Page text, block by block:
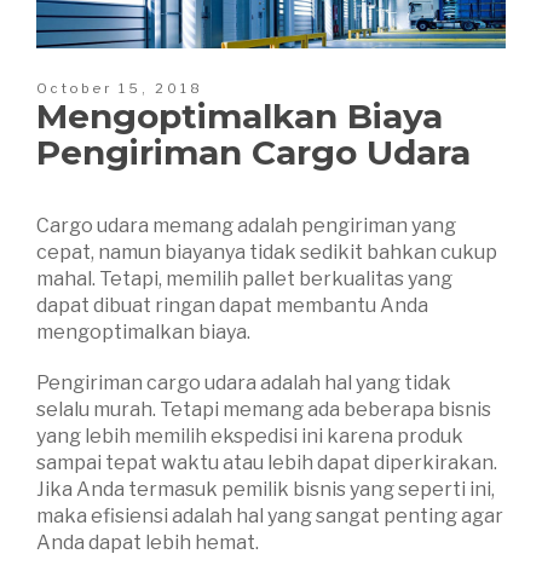
October 15, 2018
Mengoptimalkan Biaya
Pengiriman Cargo Udara
Cargo udara memang adalah pengiriman yang
cepat, namun biayanya tidak sedikit bahkan cukup
mahal. Tetapi, memilih pallet berkualitas yang
dapat dibuat ringan dapat membantu Anda
mengoptimalkan biaya.
Pengiriman cargo udara adalah hal yang tidak
selalu murah. Tetapi memang ada beberapa bisnis
yang lebih memilih ekspedisi ini karena produk
sampai tepat waktu atau lebih dapat diperkirakan.
Jika Anda termasuk pemilik bisnis yang seperti ini,
maka efisiensi adalah hal yang sangat penting agar
Anda dapat lebih hemat.